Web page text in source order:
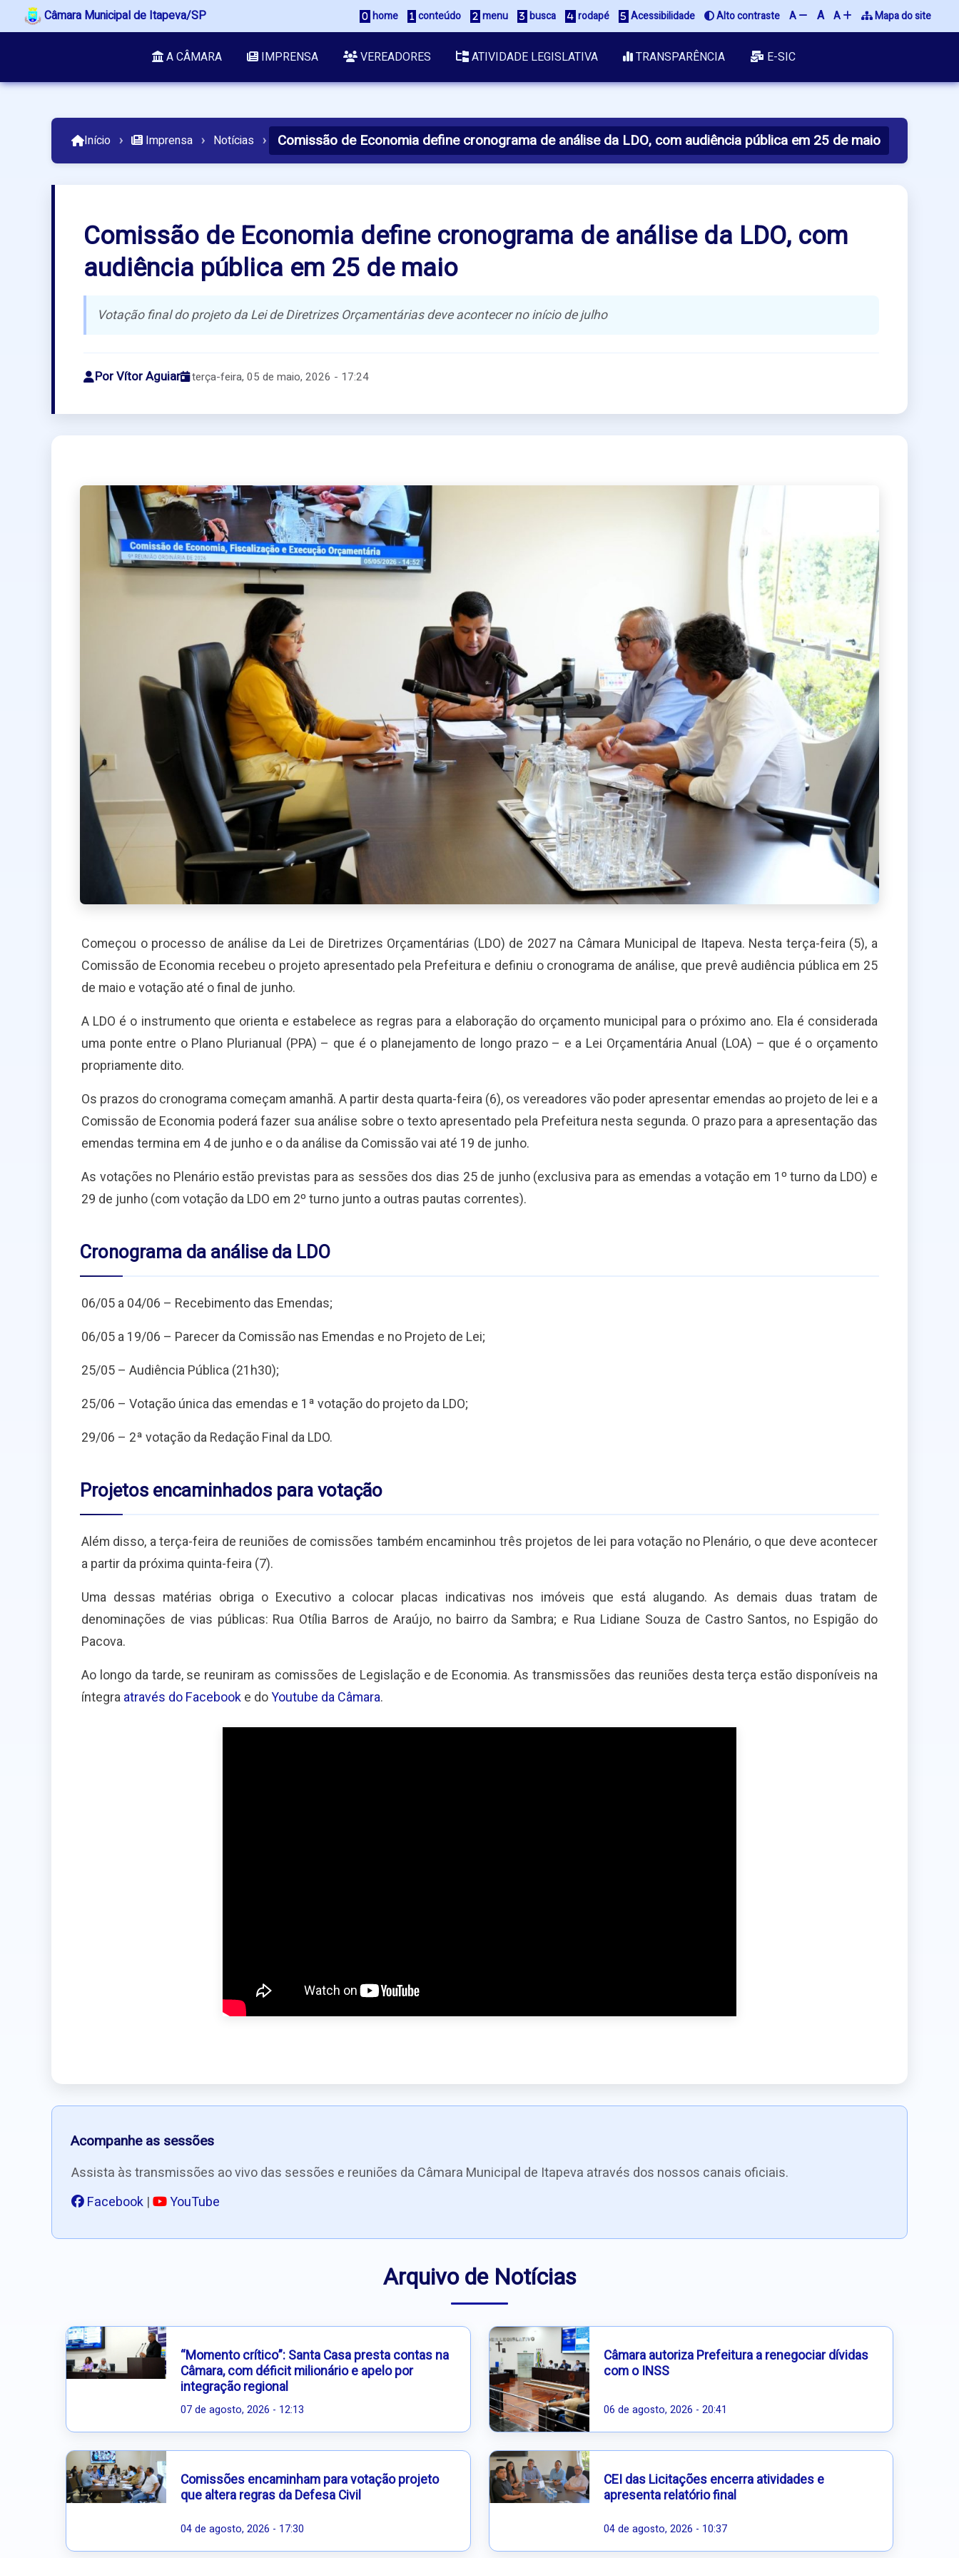
Câmara Municipal de Itapeva/SP home conteúdo menu busca rodapé Acessibilidade Alto contraste A A A Mapa do site
A CÂMARA IMPRENSA VEREADORES ATIVIDADE LEGISLATIVA TRANSPARÊNCIA E-SIC
Início › Imprensa › Notícias › Comissão de Economia define cronograma de análise da LDO, com audiência pública em 25 de maio
Comissão de Economia define cronograma de análise da LDO, com
audiência pública em 25 de maio
Votação final do projeto da Lei de Diretrizes Orçamentárias deve acontecer no início de julho
Por Vítor Aguiar terça-feira, 05 de maio, 2026 - 17:24
Começou o processo de análise da Lei de Diretrizes Orçamentárias (LDO) de 2027 na Câmara Municipal de Itapeva. Nesta terça-feira (5), a
Comissão de Economia recebeu o projeto apresentado pela Prefeitura e definiu o cronograma de análise, que prevê audiência pública em 25
de maio e votação até o final de junho.
A LDO é o instrumento que orienta e estabelece as regras para a elaboração do orçamento municipal para o próximo ano. Ela é considerada
uma ponte entre o Plano Plurianual (PPA) – que é o planejamento de longo prazo – e a Lei Orçamentária Anual (LOA) – que é o orçamento
propriamente dito.
Os prazos do cronograma começam amanhã. A partir desta quarta-feira (6), os vereadores vão poder apresentar emendas ao projeto de lei e a
Comissão de Economia poderá fazer sua análise sobre o texto apresentado pela Prefeitura nesta segunda. O prazo para a apresentação das
emendas termina em 4 de junho e o da análise da Comissão vai até 19 de junho.
As votações no Plenário estão previstas para as sessões dos dias 25 de junho (exclusiva para as emendas a votação em 1º turno da LDO) e
29 de junho (com votação da LDO em 2º turno junto a outras pautas correntes).
Cronograma da análise da LDO
06/05 a 04/06 – Recebimento das Emendas;
06/05 a 19/06 – Parecer da Comissão nas Emendas e no Projeto de Lei;
25/05 – Audiência Pública (21h30);
25/06 – Votação única das emendas e 1ª votação do projeto da LDO;
29/06 – 2ª votação da Redação Final da LDO.
Projetos encaminhados para votação
Além disso, a terça-feira de reuniões de comissões também encaminhou três projetos de lei para votação no Plenário, o que deve acontecer
a partir da próxima quinta-feira (7).
Uma dessas matérias obriga o Executivo a colocar placas indicativas nos imóveis que está alugando. As demais duas tratam de
denominações de vias públicas: Rua Otília Barros de Araújo, no bairro da Sambra; e Rua Lidiane Souza de Castro Santos, no Espigão do
Pacova.
Ao longo da tarde, se reuniram as comissões de Legislação e de Economia. As transmissões das reuniões desta terça estão disponíveis na
íntegraatravés do Facebooke doYoutube da Câmara.
Acompanhe as sessões
Assista às transmissões ao vivo das sessões e reuniões da Câmara Municipal de Itapeva através dos nossos canais oficiais.
Facebook | YouTube
Arquivo de Notícias
“Momento crítico”: Santa Casa presta contas na
Câmara, com déficit milionário e apelo por
integração regional
07 de agosto, 2026 - 12:13
Câmara autoriza Prefeitura a renegociar dívidas
com o INSS
06 de agosto, 2026 - 20:41
Comissões encaminham para votação projeto
que altera regras da Defesa Civil
04 de agosto, 2026 - 17:30
CEI das Licitações encerra atividades e
apresenta relatório final
04 de agosto, 2026 - 10:37